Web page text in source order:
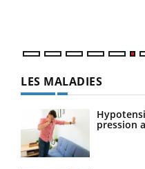
LES MALADIES
pression